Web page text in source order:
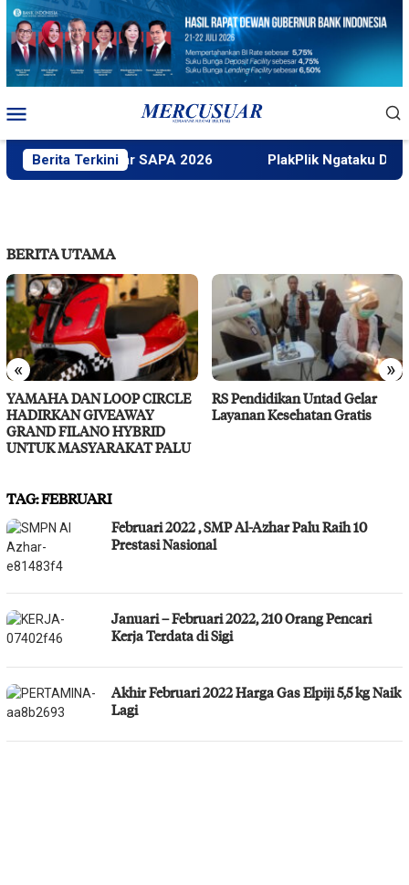
Loncat
konten
Mobile
Berita Terkini
Untad Gelar SAPA 2026 PlakPlik Ngataku Dukung
BERITA UTAMA
« »
YAMAHA DAN LOOP CIRCLE
HADIRKAN GIVEAWAY
GRAND FILANO HYBRID
UNTUK MASYARAKAT PALU
RS Pendidikan Untad Gelar
Layanan Kesehatan Gratis
TAG:FEBRUARI
Februari 2022 , SMP Al-Azhar Palu Raih 10
Prestasi Nasional
Januari – Februari 2022, 210 Orang Pencari
Kerja Terdata di Sigi
Akhir Februari 2022 Harga Gas Elpiji 5,5 kg Naik
Lagi